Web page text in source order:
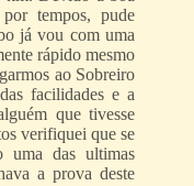
tempos, pude
já vou com uma
rápido mesmo
ao Sobreiro
facilidades e a
que tivesse
verifiquei que se
uma das ultimas
a prova deste